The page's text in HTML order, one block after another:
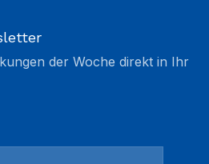
der Woche direkt in Ihr